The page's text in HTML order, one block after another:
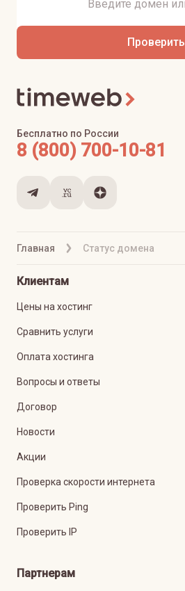
Проверить
Главная Статус домена
Бесплатно по России
8 (800) 700-10-81
Клиентам
Цены на хостинг
Сравнить услуги
Оплата хостинга
Вопросы и ответы
Договор
Новости
Акции
Проверка скорости интернета
Проверить Ping
Проверить IP
Партнерам